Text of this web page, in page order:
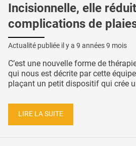
Incisionnelle, elle
complications de
Actualité publiée il y a 9 années 9 mois
C’est une nouvelle forme de
qui nous est décrite par cette
plaçant un petit dispositif qui crée
LIRE LA SUITE